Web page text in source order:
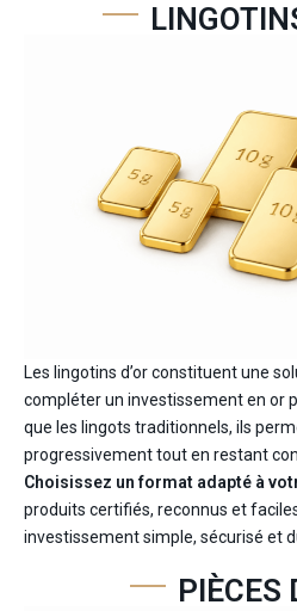
Les lingotins d’or constituent une
compléter un investissement en or
que les lingots traditionnels, ils
progressivement tout en restant
Choisissez un format adapté à
produits certifiés, reconnus et
investissement simple, sécurisé et
PIÈCES